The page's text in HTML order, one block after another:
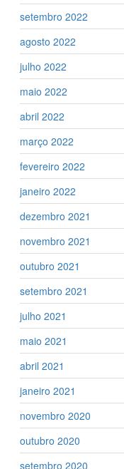
setembro 2022
agosto 2022
julho 2022
maio 2022
abril 2022
março 2022
fevereiro 2022
janeiro 2022
dezembro 2021
novembro 2021
outubro 2021
setembro 2021
julho 2021
maio 2021
abril 2021
janeiro 2021
novembro 2020
outubro 2020
setembro 2020